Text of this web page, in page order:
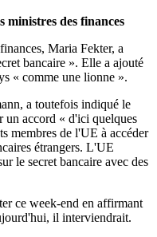
ministres des finances
Maria Fekter, a
bancaire ». Elle a ajouté
« comme une lionne ».
a toutefois indiqué le
un accord « d'ici quelques
membres de l'UE à accéder
étrangers. L'UE
le secret bancaire avec des
ce week-end en affirmant
il interviendrait.